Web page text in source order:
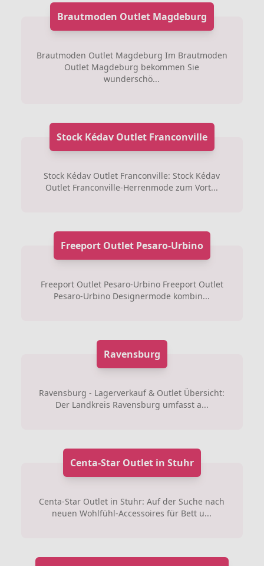
Brautmoden Outlet Magdeburg
Brautmoden Outlet Magdeburg Im Brautmoden
Outlet Magdeburg bekommen Sie
wunderschö...
Stock Kédav Outlet Franconville
Stock Kédav Outlet Franconville: Stock Kédav
Outlet Franconville-Herrenmode zum Vort...
Freeport Outlet Pesaro-Urbino
Freeport Outlet Pesaro-Urbino Freeport Outlet
Pesaro-Urbino Designermode kombin...
Ravensburg
Ravensburg - Lagerverkauf & Outlet Übersicht:
Der Landkreis Ravensburg umfasst a...
Centa-Star Outlet in Stuhr
Centa-Star Outlet in Stuhr: Auf der Suche nach
neuen Wohlfühl-Accessoires für Bett u...